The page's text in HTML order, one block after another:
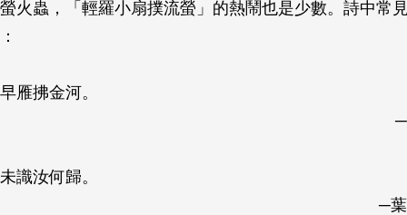
火蟲，「輕羅小扇撲流螢」的熱鬧也是少數。詩中常
雁拂金河。
識汝何歸。
─